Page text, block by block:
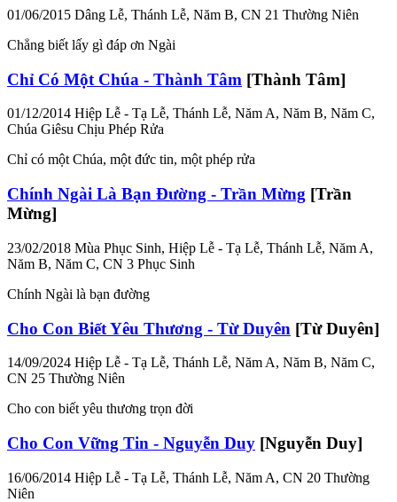
01/06/2015 Dâng Lễ, Thánh Lễ, Năm B, CN 21 Thường Niên
Chẳng biết lấy gì đáp ơn Ngài
Chỉ Có Một Chúa - Thành Tâm [Thành Tâm]
01/12/2014 Hiệp Lễ - Tạ Lễ, Thánh Lễ, Năm A, Năm B, Năm C,
Chúa Giêsu Chịu Phép Rửa
Chỉ có một Chúa, một đức tin, một phép rửa
Chính Ngài Là Bạn Đường - Trần Mừng [Trần
Mừng]
23/02/2018 Mùa Phục Sinh, Hiệp Lễ - Tạ Lễ, Thánh Lễ, Năm A,
Năm B, Năm C, CN 3 Phục Sinh
Chính Ngài là bạn đường
Cho Con Biết Yêu Thương - Từ Duyên [Từ Duyên]
14/09/2024 Hiệp Lễ - Tạ Lễ, Thánh Lễ, Năm A, Năm B, Năm C,
CN 25 Thường Niên
Cho con biết yêu thương trọn đời
Cho Con Vững Tin - Nguyễn Duy [Nguyễn Duy]
16/06/2014 Hiệp Lễ - Tạ Lễ, Thánh Lễ, Năm A, CN 20 Thường
Niên